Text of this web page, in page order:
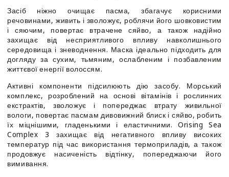
Засіб ніжно очищає пасма, збагачує корисними
речовинами, живить і зволожує, роблячи його шовковистим
і сяючим, повертає втрачене сяйво, а також надійно
захищає від несприятливого впливу навколишнього
середовища і зневоднення. Маска ідеально підходить для
догляду за сухим, тьмяним, ослабленим і позбавленим
життєвої енергії волоссям.
Активні компоненти підсилюють дію засобу. Морський
комплекс, розроблений на основі вітамінів і рослинних
екстрактів, зволожує і попереджає втрату живильної
вологи, повертає пасмам дивовижний блиск і сяйво, робить
їх міцнішими, гладенькими і еластичними. Orising Sea
Complex 3 захищає від негативного впливу високих
температур під час використання термоприладів, а також
продовжує насиченість відтінку, попереджаючи його
вимивання.